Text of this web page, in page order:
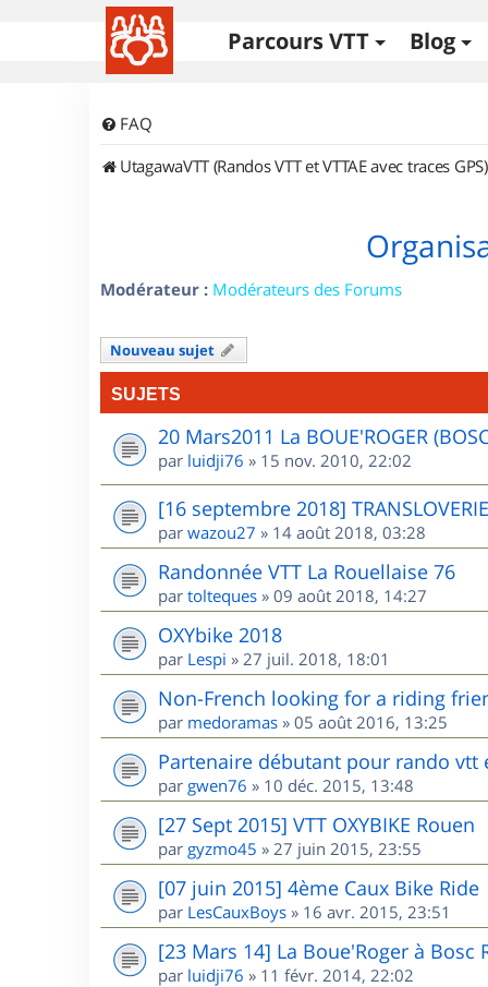
Parcours VTT Blog
FAQ
UtagawaVTT (Randos VTT et VTTAE avec traces GPS)
Modérateur : Modérateurs des Forums
Nouveau sujet
SUJETS
20 Mars2011 La BOUE'ROGER
par luidji76 » 15 nov. 2010, 22:02
[16 septembre 2018]
par wazou27 » 14 août 2018, 03:28
Randonnée VTT La Rouellaise 76
par tolteques » 09 août 2018, 14:27
OXYbike 2018
par Lespi » 27 juil. 2018, 18:01
Non-French looking for a riding
par medoramas » 05 août 2016, 13:25
Partenaire débutant pour rando vtt
par gwen76 » 10 déc. 2015, 13:48
[27 Sept 2015] VTT OXYBIKE Rouen
par gyzmo45 » 27 juin 2015, 23:55
[07 juin 2015] 4ème Caux Bike Ride
par LesCauxBoys » 16 avr. 2015, 23:51
[23 Mars 14] La Boue'Roger à Bosc
par luidji76 » 11 févr. 2014, 22:02